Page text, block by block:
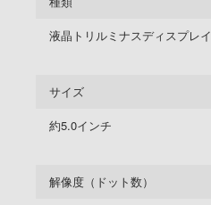
液晶トリルミナスディスプレイ
サイズ
約5.0インチ
解像度（ドット数）